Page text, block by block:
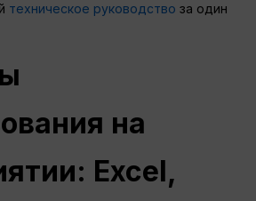
техническое руководство за один
на
Excel,